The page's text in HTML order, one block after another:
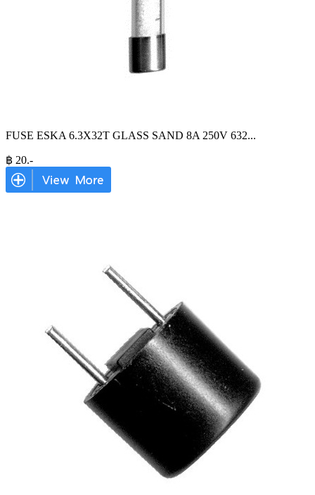
FUSE ESKA 6.3X32T GLASS SAND 8A 250V 632...
฿ 20.-